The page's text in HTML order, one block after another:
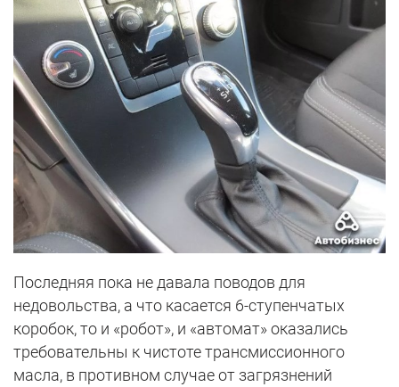
Последняя пока не давала поводов для
недовольства, а что касается 6-ступенчатых
коробок, то и «робот», и «автомат» оказались
требовательны к чистоте трансмиссионного
масла, в противном случае от загрязнений